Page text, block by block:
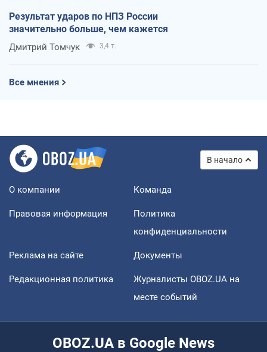
Результат ударов по НПЗ России
значительно больше, чем кажется
Дмитрий Томчук 3,4 т.
Все мнения
В начало
О компании Команда
Правовая информация
Политика
конфиденциальности
Реклама на сайте Документы
Редакционная политика
Журналисты OBOZ.UA на
месте событий
OBOZ.UA в Google News